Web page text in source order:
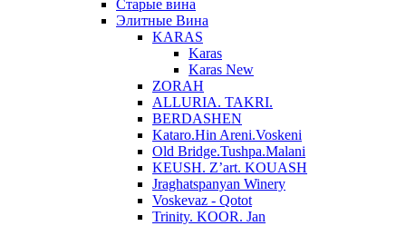
Старые вина
Элитные Вина
KARAS
Karas
Karas New
ZORAH
ALLURIA. TAKRI.
BERDASHEN
Kataro.Hin Areni.Voskeni
Old Bridge.Tushpa.Malani
KEUSH. Z’art. KOUASH
Jraghatspanyan Winery
Voskevaz - Qotot
Trinity. KOOR. Jan